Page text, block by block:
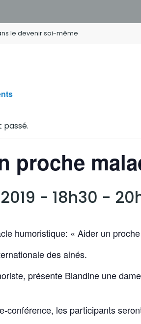
le devenir soi-même
proche
- 18h30 -
humoristique: « Aider un
des ainés.
présente Blandine une
conférence, les participants